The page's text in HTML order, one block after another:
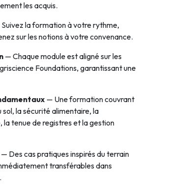
les acquis.
la formation à votre rythme,
sur les notions à votre convenance.
— Chaque module est aligné sur les
Foundations, garantissant une
— Une formation couvrant
la sécurité alimentaire, la
tenue de registres et la gestion
— Des cas pratiques inspirés du terrain
transférables dans